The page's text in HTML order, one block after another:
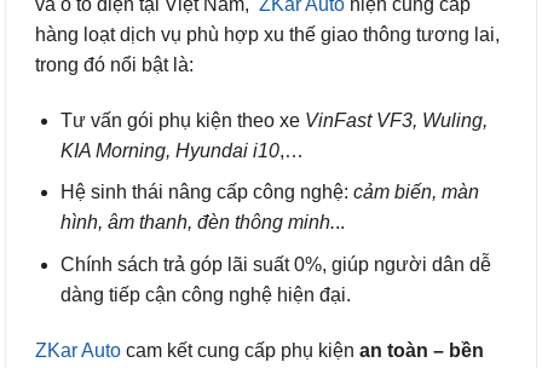
và ô tô điện tại Việt Nam, ZKar Auto hiện cung cấp
hàng loạt dịch vụ phù hợp xu thế giao thông tương lai,
trong đó nổi bật là:
Tư vấn gói phụ kiện theo xe VinFast VF3, Wuling,
KIA Morning, Hyundai i10,…
Hệ sinh thái nâng cấp công nghệ: cảm biến, màn
hình, âm thanh, đèn thông minh...
Chính sách trả góp lãi suất 0%, giúp người dân dễ
dàng tiếp cận công nghệ hiện đại.
ZKar Auto cam kết cung cấp phụ kiện an toàn – bền